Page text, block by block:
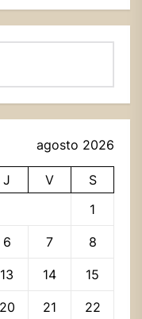
agosto 2026
J V
S
1
6 7 8
13 14 15
20 21 22